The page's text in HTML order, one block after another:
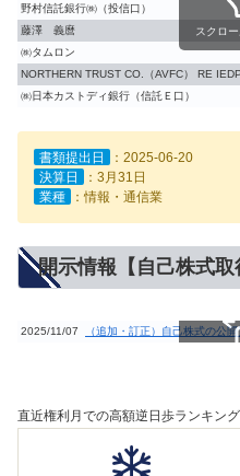
野村信託銀行㈱（投信口）
藤澤 義麿
㈱タムロン
NORTHERN TRUST CO.（AVFC） RE
㈱日本カストディ銀行（信託Ｅ口）
スクロ
書類提出日
：2025-06-20
決算日
：3月31日
業種
：情報・通信業
開示情報【自己株式取
2025/11/07 （追加・訂正）自己株式の公
直近権利月での高額逆日歩ランキング